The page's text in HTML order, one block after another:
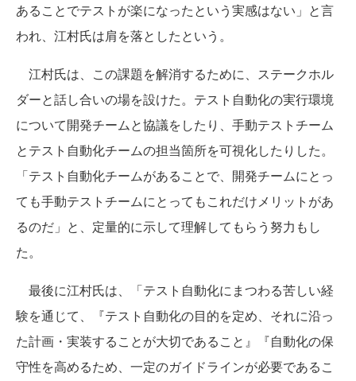
あることでテストが楽になったという実感はない」と言
われ、江村氏は肩を落としたという。
江村氏は、この課題を解消するために、ステークホル
ダーと話し合いの場を設けた。テスト自動化の実行環境
について開発チームと協議をしたり、手動テストチーム
とテスト自動化チームの担当箇所を可視化したりした。
「テスト自動化チームがあることで、開発チームにとっ
ても手動テストチームにとってもこれだけメリットがあ
るのだ」と、定量的に示して理解してもらう努力もし
た。
最後に江村氏は、「テスト自動化にまつわる苦しい経
験を通じて、『テスト自動化の目的を定め、それに沿っ
た計画・実装することが大切であること』『自動化の保
守性を高めるため、一定のガイドラインが必要であるこ